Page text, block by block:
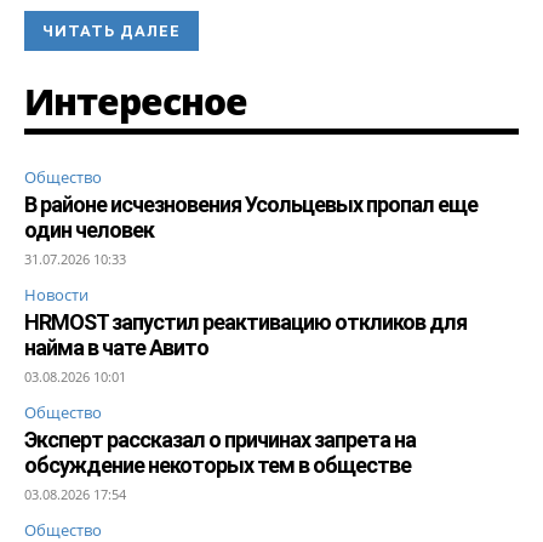
ЧИТАТЬ ДАЛЕЕ
Интересное
Общество
В районе исчезновения Усольцевых пропал еще
один человек
31.07.2026 10:33
Новости
HRMOST запустил реактивацию откликов для
найма в чате Авито
03.08.2026 10:01
Общество
Эксперт рассказал о причинах запрета на
обсуждение некоторых тем в обществе
03.08.2026 17:54
Общество